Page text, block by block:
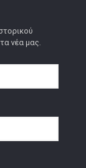
νέα μας.